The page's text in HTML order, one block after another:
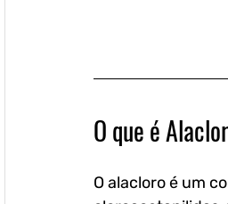
O que é
O alacloro é um